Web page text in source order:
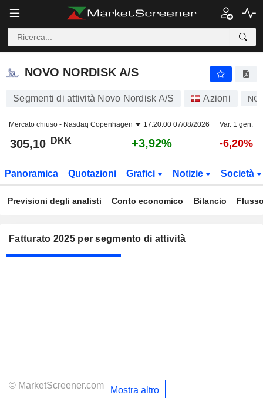
NOVO NORDISK A/S
NOVO NORDISK A/S
Segmenti di attività Novo Nordisk A/S Azioni
Mercato chiuso - Nasdaq Copenhagen 17:20:00 07/08/2026 Var. 1 gen.
305,10 DKK +3,92% -6,20%
Panoramica Quotazioni Grafici Notizie Società
Previsioni degli analisti Conto economico Bilancio
Fatturato 2025 per segmento di attività
© MarketScreener.com Mostra altro